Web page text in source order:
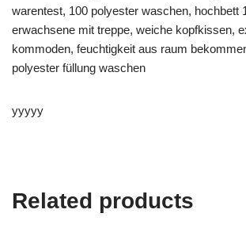
warentest, 100 polyester waschen, hochbett
erwachsene mit treppe, weiche kopfkissen,
kommoden, feuchtigkeit aus raum
polyester füllung waschen
yyyyy
Related products